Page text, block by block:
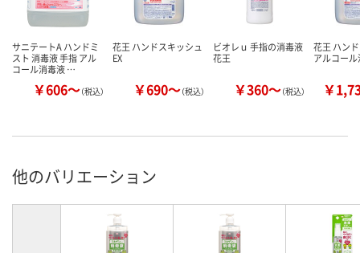
サニテートA ハンドミ
スト 消毒液 手指 アル
コール消毒液 …
￥606～（税込）
花王 ハンドスキッシュ
EX
￥690～（税込）
ビオレｕ 手指の消毒液
花王
￥360～（税込）
花王 ハン
アルコー
￥
他のバリエーション